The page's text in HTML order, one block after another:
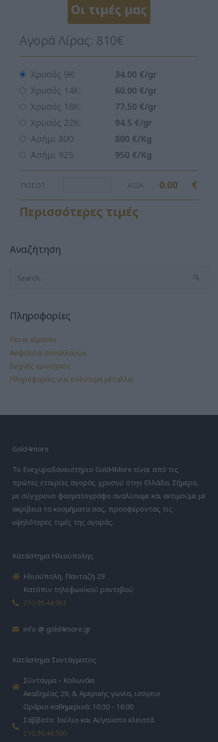
Οι τιμές μας
Αγορά Λίρας: 810€
Χρυσός 9Κ:
34.00 €/gr
Χρυσός 14Κ:
60.00 €/gr
Χρυσός 18Κ:
77.50 €/gr
Χρυσός 22Κ:
94.5 €/gr
Ασήμι 800:
800 €/Kg
Ασήμι 925:
950 €/Kg
ΠΟΣΟΤ. ΑΞΙΑ 0.00 €
Περισσότερες τιμές
Αναζήτηση
Search
Πληροφορίες
Ποιοι είμαστε
Ασφάλεια συναλλαγών
Συχνές ερωτήσεις
Πληροφορίες για πολύτιμα μέταλλα
Gold4more
Το Ενεχυροδανειστήριο Gold4More είναι από τις
πρώτες εταιρίες αγοράς χρυσού στην Ελλάδα. Σήμερα,
με σύγχρονο φασματογράφο αναλύουμε και εκτιμούμε με
ακρίβεια τα κοσμήματα σας, προσφέροντας τις
υψηλότερες τιμές της αγοράς.
Κατάστημα Ηλιούπολης
Ηλιούπολη, Πανταζή 29
Κατόπιν τηλεφωνικού ραντεβού
210.99.44.961
info @ gold4more.gr
Κατάστημα Συντάγματος
Σύνταγμα - Κολωνάκι
Ακαδημίας 29, & Αμερικής γωνία, ισόγειο
Ωράριο καθημερινά: 10:30 - 16:00
Σάββατο: Ιούλιο και Αύγουστο κλειστά
210.36.44.500